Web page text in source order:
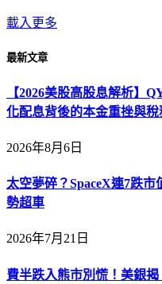
載入更多
最新文章
【2026美股高股息解析】
化配息背後的本金重挫與稅
2026年8月6日
太空夢碎？SpaceX連7跌
勢超車
2026年7月21日
費半跌入熊市別慌！美銀